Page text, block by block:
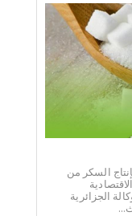
السكر من
الجزائرية